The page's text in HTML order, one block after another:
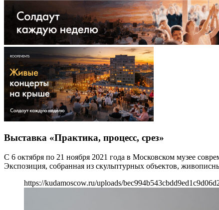
Выставка «Практика, процесс, срез»
С 6 октября по 21 ноября 2021 года в Московском музее
Экспозиция, собранная из скульптурных объектов,
https://kudamoscow.ru/uploads/